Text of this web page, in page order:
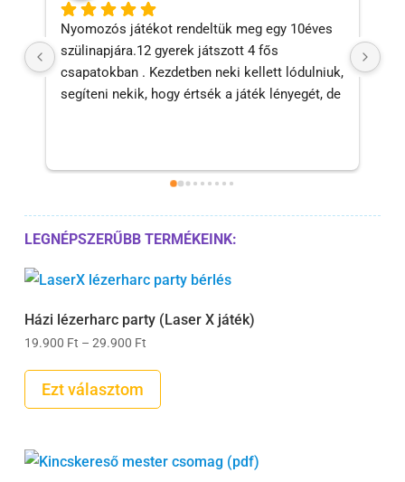
Nyomozós játékot rendeltük meg egy 10éves
szülinapjára.12 gyerek játszott 4 fős
csapatokban . Kezdetben neki kellett lódulniuk,
segíteni nekik, hogy értsék a játék lényegét, de
játék, kikapcsolódás.
LEGNÉPSZERŰBB TERMÉKEINK:
Házi lézerharc party (Laser X játék)
19.900 Ft – 29.900 FtÁrtartomány:
29.900 Ft
Ezt választom